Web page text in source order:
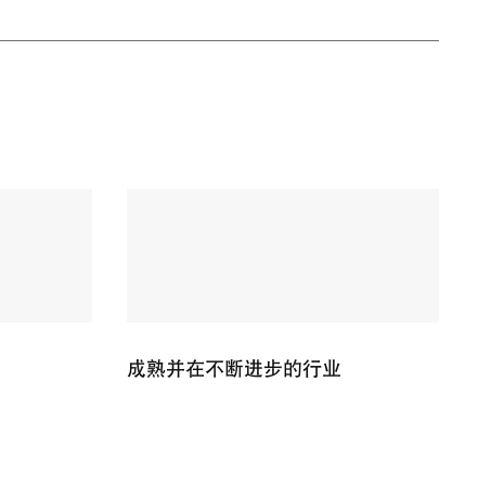
成熟并在不断进步的行业